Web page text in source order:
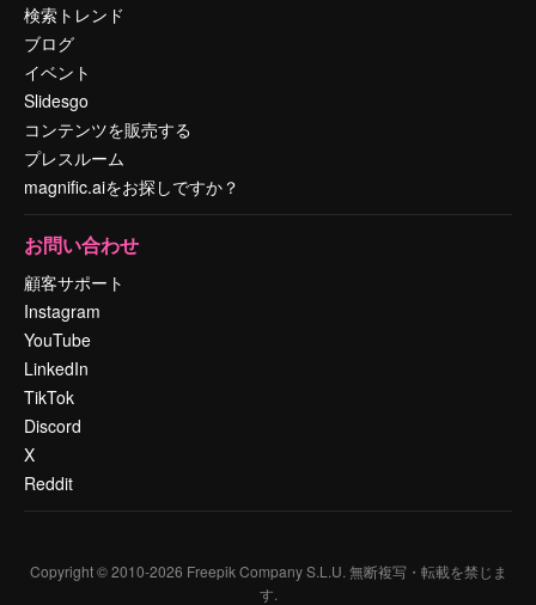
検索トレンド
ブログ
イベント
Slidesgo
コンテンツを販売する
プレスルーム
magnific.aiをお探しですか？
お問い合わせ
顧客サポート
Instagram
YouTube
LinkedIn
TikTok
Discord
X
Reddit
Copyright © 2010-2026 Freepik Company S.L.U. 無断複写・転載を禁じま
す.